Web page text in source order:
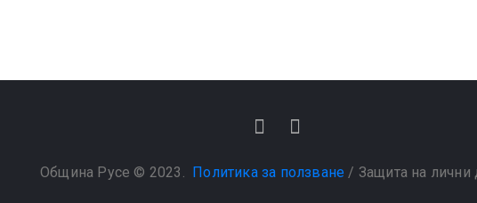
Община Русе © 2023. Политика за ползване / Защита на лични